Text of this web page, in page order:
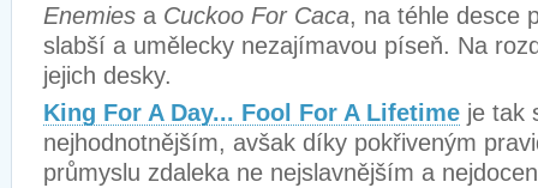
Enemies a Cuckoo For Caca, na téhle desce
slabší a umělecky nezajímavou píseň. Na
jejich desky.
King For A Day... Fool For A Lifetime je tak
nejhodnotnějším, avšak díky pokřiveným
průmyslu zdaleka ne nejslavnějším a